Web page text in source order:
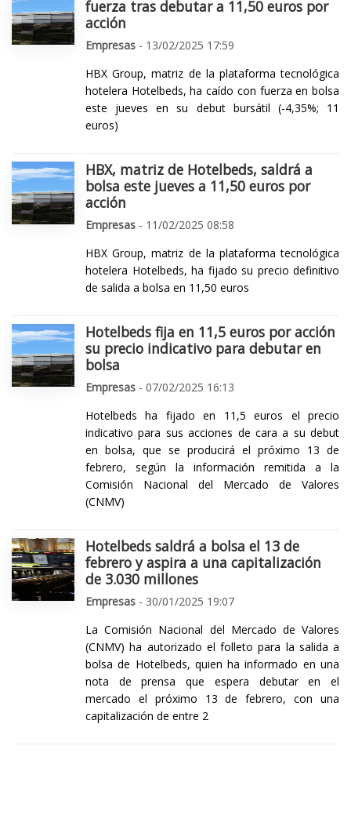
fuerza tras debutar a 11,50 euros por
acción
Empresas - 13/02/2025 17:59
HBX Group, matriz de la plataforma tecnológica
hotelera Hotelbeds, ha caído con fuerza en bolsa
este jueves en su debut bursátil (-4,35%; 11
euros)
HBX, matriz de Hotelbeds, saldrá a
bolsa este jueves a 11,50 euros por
acción
Empresas - 11/02/2025 08:58
HBX Group, matriz de la plataforma tecnológica
hotelera Hotelbeds, ha fijado su precio definitivo
de salida a bolsa en 11,50 euros
Hotelbeds fija en 11,5 euros por acción
su precio indicativo para debutar en
bolsa
Empresas - 07/02/2025 16:13
Hotelbeds ha fijado en 11,5 euros el precio
indicativo para sus acciones de cara a su debut
en bolsa, que se producirá el próximo 13 de
febrero, según la información remitida a la
Comisión Nacional del Mercado de Valores
(CNMV)
Hotelbeds saldrá a bolsa el 13 de
febrero y aspira a una capitalización
de 3.030 millones
Empresas - 30/01/2025 19:07
La Comisión Nacional del Mercado de Valores
(CNMV) ha autorizado el folleto para la salida a
bolsa de Hotelbeds, quien ha informado en una
nota de prensa que espera debutar en el
mercado el próximo 13 de febrero, con una
capitalización de entre 2